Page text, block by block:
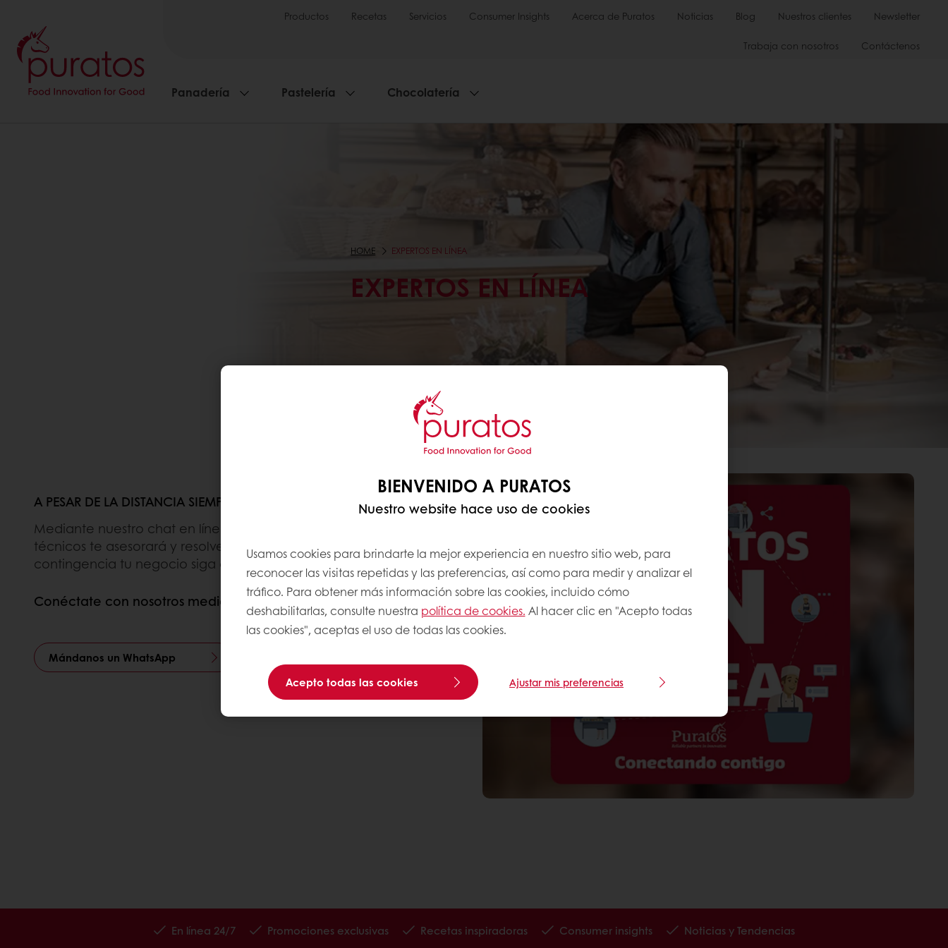
Productos Recetas Servicios Consumer Insights Acerca de Puratos Noticias Blog Nuestros clientes Newsletter
Trabaja con nosotros Contáctenos
Panadería Pastelería Chocolatería
HOME EXPERTOS EN LÍNEA
EXPERTOS EN LÍNEA
A PESAR DE LA DISTANCIA SIEMPRE ESTAMOS CERCA DE TI
Mediante nuestro chat en línea, uno de nuestros profesionales
técnicos te asesorará y resolverá tus dudas para que en esta
contingencia tu negocio siga adelante.
Conéctate con nosotros mediante WhatsApp.
Mándanos un WhatsApp
BIENVENIDO A PURATOS
Nuestro website hace uso de cookies
Usamos cookies para brindarte la mejor experiencia en nuestro sitio web, para
reconocer las visitas repetidas y las preferencias, así como para medir y analizar el
tráfico. Para obtener más información sobre las cookies, incluido cómo
deshabilitarlas, consulte nuestra política de cookies. Al hacer clic en "Acepto todas
las cookies", aceptas el uso de todas las cookies.
Acepto todas las cookies Ajustar mis preferencias
En línea 24/7 Promociones exclusivas Recetas inspiradoras Consumer insights Noticias y Tendencias